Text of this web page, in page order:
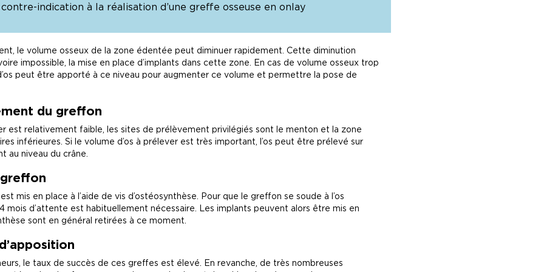
indication à la réalisation d’une greffe osseuse en onlay
le volume osseux de la zone édentée peut diminuer rapidement. Cette diminution
impossible, la mise en place d’implants dans cette zone. En cas de volume osseux trop
peut être apporté à ce niveau pour augmenter ce volume et permettre la pose de
du greffon
est relativement faible, les sites de prélèvement privilégiés sont le menton et la zone
inférieures. Si le volume d’os à prélever est très important, l’os peut être prélevé sur
au niveau du crâne.
mis en place à l’aide de vis d’ostéosynthèse. Pour que le greffon se soude à l’os
mois d’attente est habituellement nécessaire. Les implants peuvent alors être mis en
sont en général retirées à ce moment.
le taux de succès de ces greffes est élevé. En revanche, de très nombreuses